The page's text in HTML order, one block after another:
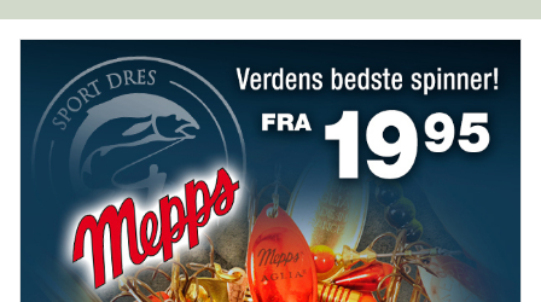
HAVBRUG ILTSVIND INVASIV ART
LAKSELUS LODSEJER LOVE OG REGLER
MILJØ- OG VANDPLEJE
NATURGENOPRETNING NATURPLANER
RÅSTOFINDVINDING SKARV